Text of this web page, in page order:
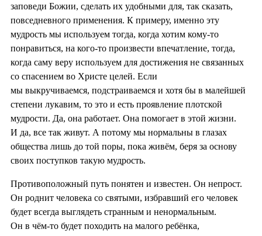
заповеди Божии, сделать их удобными для, так сказать,
повседневного применения. К примеру, именно эту
мудрость мы используем тогда, когда хотим кому-то
понравиться, на кого-то произвести впечатление, тогда,
когда саму веру используем для достижения не связанных
со спасением во Христе целей. Если
мы выкручиваемся, подстраиваемся и хотя бы в малейшей
степени лукавим, то это и есть проявление плотской
мудрости. Да, она работает. Она помогает в этой жизни.
И да, все так живут. А потому мы нормальны в глазах
общества лишь до той поры, пока живём, беря за основу
своих поступков такую мудрость.
Противоположный путь понятен и известен. Он непрост.
Он роднит человека со святыми, избравший его человек
будет всегда выглядеть странным и ненормальным.
Он в чём-то будет походить на малого ребёнка,